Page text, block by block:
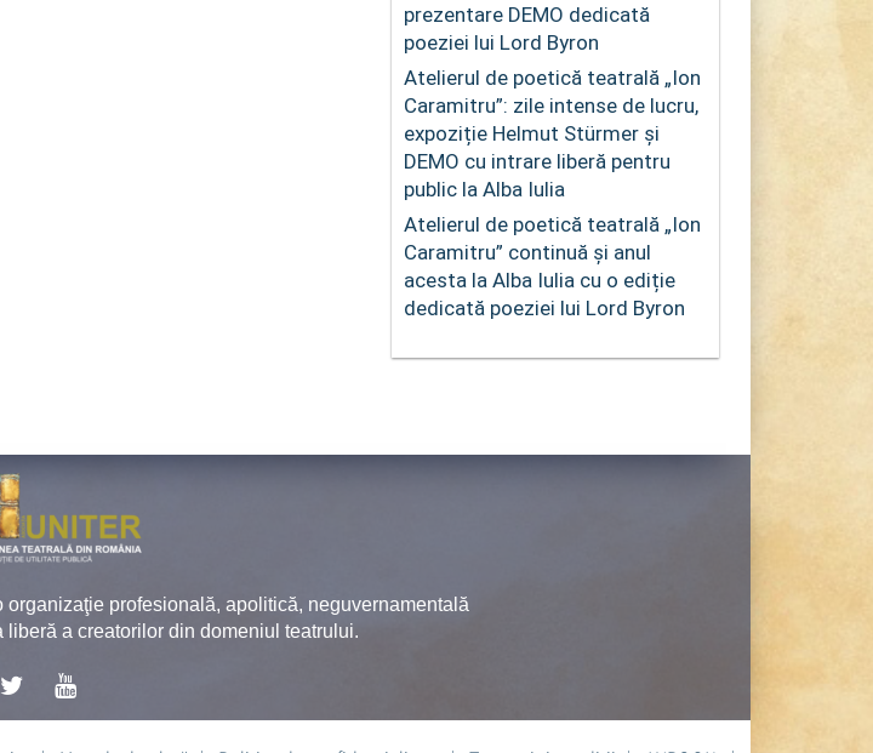
prezentare DEMO dedicată
poeziei lui Lord Byron
Atelierul de poetică teatrală „Ion
Caramitru”: zile intense de lucru,
expoziție Helmut Stürmer și
DEMO cu intrare liberă pentru
public la Alba Iulia
Atelierul de poetică teatrală „Ion
Caramitru” continuă și anul
acesta la Alba Iulia cu o ediție
dedicată poeziei lui Lord Byron
profesională, apolitică, neguvernamentală
a creatorilor din domeniul teatrului.